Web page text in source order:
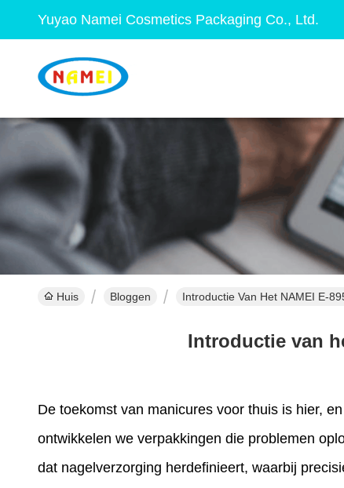
Yuyao Namei Cosmetics Packaging Co., Ltd.
Huis Bloggen Introductie Van Het NAMEI E-
Introductie van
De toekomst van manicures voor thuis is hier,
ontwikkelen we verpakkingen die problemen
dat nagelverzorging herdefinieert, waarbij